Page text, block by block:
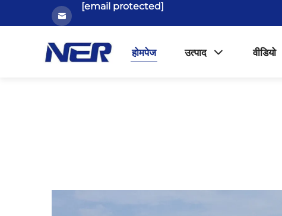
[email protected]
होमपेज उत्पाद वीडियो